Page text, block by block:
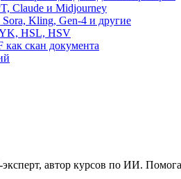
Claude и Midjourney
Kling, Gen-4 и другие
HSL, HSV
скан документа
автор курсов по ИИ.